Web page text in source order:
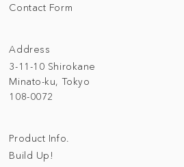
Address
3-11-10 Shirokane
Minato-ku, Tokyo
108-0072
Contact Form
Product Info.
Build Up!